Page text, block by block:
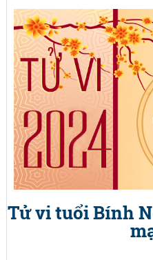
Tử vi tuổi Bính